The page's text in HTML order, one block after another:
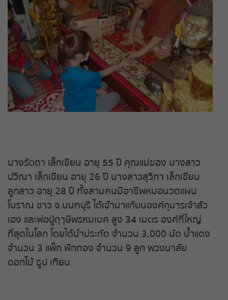
หวยหุ้นไต้หวัน
หวยหุ้นสิงคโปร์
หวยหุ้นอิยิป
หวยหุ้นเยอรมัน
หวยหุ้นอินเดีย
หวยหุ้นดาวโจนส์
นางรัตดา เล็กเขียน อายุ 55 ปี คุณแม่ของ นางสาว
ปวีณา เล็กเขียน อายุ 26 ปี นางสาวสุวิภา เล็กเขียน
ลูกสาว อายุ 28 ปี ทั้งสามคนมีอาชีพหมอนวดแผน
โบราณ ชาว จ.นนทบุรี ได้เข้ามาแก้บนองค์กุมารเจ้าสัว
เฮง และพ่อปู่ฤๅษีพรหมเมศ สูง 34 เมตร องค์ที่ใหญ่
ที่สุดในโลก โดยได้นำประทัด จำนวน 3,000 นัด น้ำแดง
จำนวน 3 แพ็ก ฟักทอง จำนวน 9 ลูก พวงมาลัย
ดอกไม้ ธูป เทียน